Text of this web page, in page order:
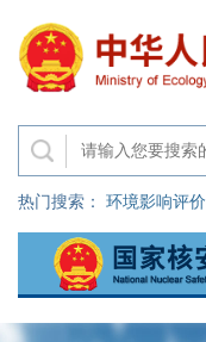
热门搜索： 环境影响评价